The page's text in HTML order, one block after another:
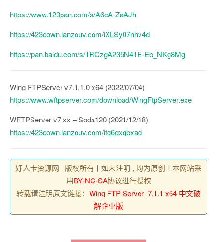
https://www.123pan.com/s/A6cA-ZaAJh
https://423down.lanzouv.com/iXLSy07nhv4d
https://pan.baidu.com/s/1RCzgA235N41E-Eb_NKg8Mg
Wing FTPServer v7.1.1.0 x64 (2022/07/04)
https://www.wftpserver.com/download/WingFtpServer.exe
WFTPServer v7.xx – Soda120 (2021/12/18)
https://423down.lanzouv.com/itg6gxqbxad
好人卡资源网 , 版权所有丨如未注明 , 均为原创丨本网站采
用BY-NC-SA协议进行授权
转载请注明原文链接： Wing FTP Server_7.1.1 x64 中文破
解企业版